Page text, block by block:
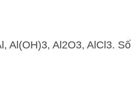
Al(OH)3, Al2O3, AlCl3. Số